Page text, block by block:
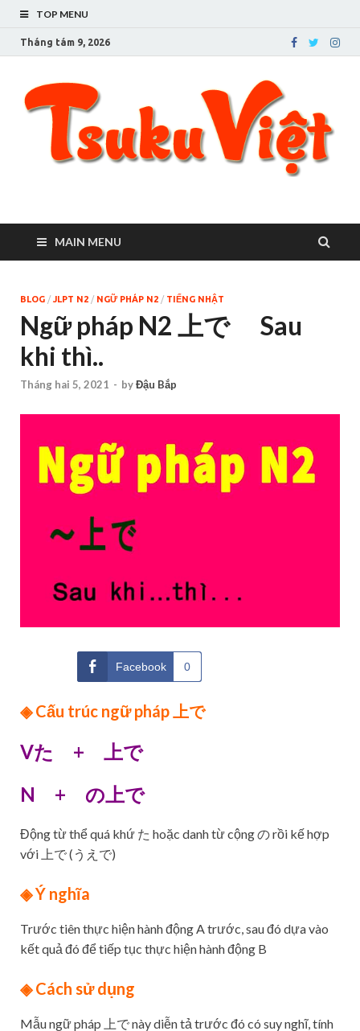
TOP MENU
Tháng tám 9, 2026
Tsuku Việt – Cuộc sống
ở thành phố Tsukuba
MAIN MENU
BLOG / JLPT N2 / NGỮ PHÁP N2 / TIẾNG NHẬT
Ngữ pháp N2 上で Sau
khi thì..
Tháng hai 5, 2021 - byĐậu Bắp
Facebook 0
◈ Cấu trúc ngữ pháp 上で
Vた + 上で
N + の上で
Động từ thể quá khứ た hoặc danh từ cộng の rồi kế hợp
với 上で (うえで)
◈ Ý nghĩa
Trước tiên thực hiện hành động A trước, sau đó dựa vào
kết quả đó để tiếp tục thực hiện hành động B
◈ Cách sử dụng
Mẫu ngữ pháp 上で này diễn tả trước đó có suy nghĩ, tính